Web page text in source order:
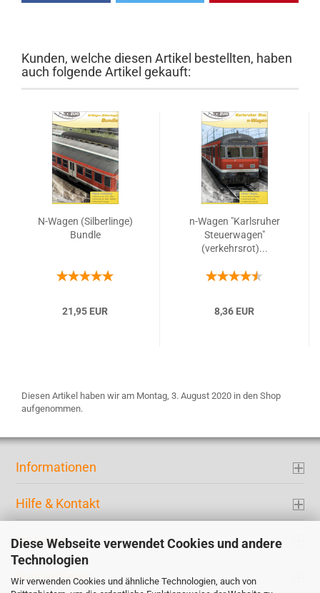
Diese Webseite verwendet Cookies und andere
Technologien
Wir verwenden Cookies und ähnliche Technologien, auch von
Kunden, welche diesen Artikel bestellten, haben
auch folgende Artikel gekauft:
N-Wagen (Silberlinge)
Bundle
21,95 EUR
n-Wagen "Karlsruher
Steuerwagen"
(verkehrsrot)...
8,36 EUR
Diesen Artikel haben wir am Montag, 3. August 2020 in den Shop
aufgenommen.
Informationen
Hilfe & Kontakt
Ihr Konto
Kontaktdaten